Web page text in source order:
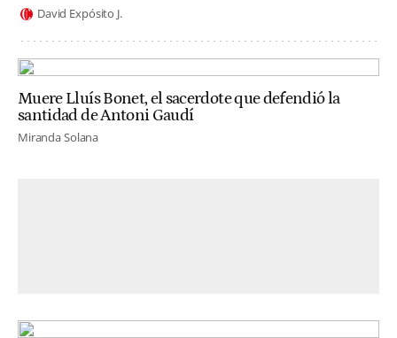
David Expósito J.
Muere Lluís Bonet, el sacerdote que defendió la
santidad de Antoni Gaudí
Miranda Solana